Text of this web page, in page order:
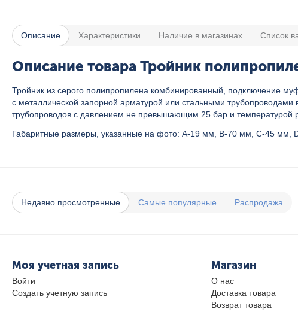
Описание Характеристики Наличие в магазинах Список
Описание товара Тройник
Тройник из серого полипропилена комбинированный, подключение
с металлической запорной арматурой или стальными трубопроводами
трубопроводов с давлением не превышающим 25 бар и температурой
Габаритные размеры, указанные на фото: A-19 мм, B-70 мм, C-45 мм,
Недавно просмотренные Самые популярные Распродажа
Моя учетная запись
Войти
Создать учетную запись
Магазин
О нас
Доставка товара
Возврат товара